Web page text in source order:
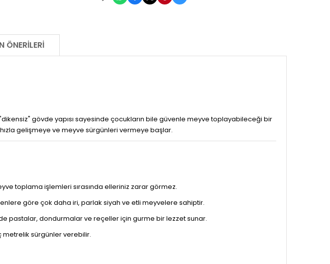
ÖNERILERI
gövde yapısı sayesinde çocukların bile güvenle meyve toplayabileceği bir
gelişmeye ve meyve sürgünleri vermeye başlar.
toplama işlemleri sırasında elleriniz zarar görmez.
göre çok daha iri, parlak siyah ve etli meyvelere sahiptir.
pastalar, dondurmalar ve reçeller için gurme bir lezzet sunar.
metrelik sürgünler verebilir.